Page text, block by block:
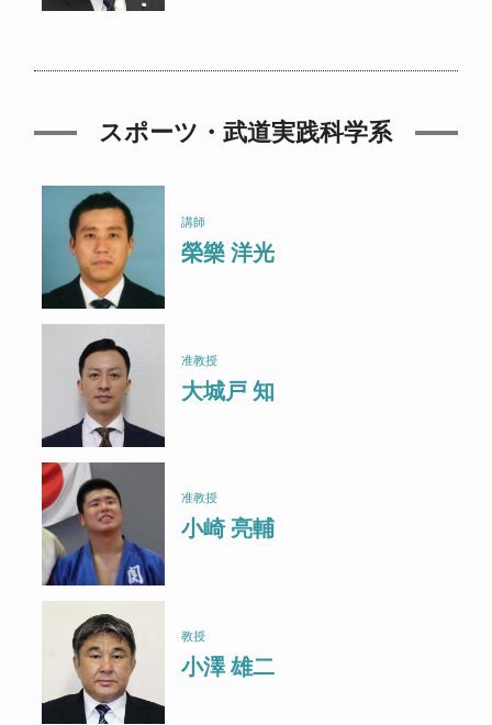
スポーツ・武道実践科学系
榮樂 洋光
講師
大城戸 知
准教授
小崎 亮輔
准教授
小澤 雄二
教授